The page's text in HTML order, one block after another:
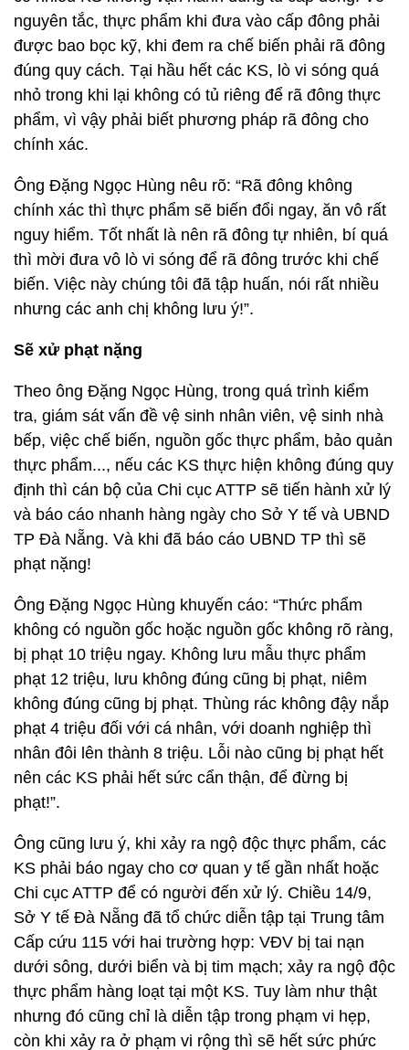
nguyên tắc, thực phẩm khi đưa vào cấp đông phải
được bao bọc kỹ, khi đem ra chế biến phải rã đông
đúng quy cách. Tại hầu hết các KS, lò vi sóng quá
nhỏ trong khi lại không có tủ riêng để rã đông thực
phẩm, vì vậy phải biết phương pháp rã đông cho
chính xác.
Ông Đặng Ngọc Hùng nêu rõ: “Rã đông không
chính xác thì thực phẩm sẽ biến đổi ngay, ăn vô rất
nguy hiểm. Tốt nhất là nên rã đông tự nhiên, bí quá
thì mời đưa vô lò vi sóng để rã đông trước khi chế
biến. Việc này chúng tôi đã tập huấn, nói rất nhiều
nhưng các anh chị không lưu ý!”.
Sẽ xử phạt nặng
Theo ông Đặng Ngọc Hùng, trong quá trình kiểm
tra, giám sát vấn đề vệ sinh nhân viên, vệ sinh nhà
bếp, việc chế biến, nguồn gốc thực phẩm, bảo quản
thực phẩm..., nếu các KS thực hiện không đúng quy
định thì cán bộ của Chi cục ATTP sẽ tiến hành xử lý
và báo cáo nhanh hàng ngày cho Sở Y tế và UBND
TP Đà Nẵng. Và khi đã báo cáo UBND TP thì sẽ
phạt nặng!
Ông Đặng Ngọc Hùng khuyến cáo: “Thức phẩm
không có nguồn gốc hoặc nguồn gốc không rõ ràng,
bị phạt 10 triệu ngay. Không lưu mẫu thực phẩm
phạt 12 triệu, lưu không đúng cũng bị phạt, niêm
không đúng cũng bj phạt. Thùng rác không đậy nắp
phạt 4 triệu đối với cá nhân, với doanh nghiệp thì
nhân đôi lên thành 8 triệu. Lỗi nào cũng bị phạt hết
nên các KS phải hết sức cẩn thận, để đừng bị
phạt!”.
Ông cũng lưu ý, khi xảy ra ngộ độc thực phẩm, các
KS phải báo ngay cho cơ quan y tế gần nhất hoặc
Chi cục ATTP để có người đến xử lý. Chiều 14/9,
Sở Y tế Đà Nẵng đã tổ chức diễn tập tại Trung tâm
Cấp cứu 115 với hai trường hợp: VĐV bị tai nạn
dưới sông, dưới biển và bị tim mạch; xảy ra ngộ độc
thực phẩm hàng loạt tại một KS. Tuy làm như thật
nhưng đó cũng chỉ là diễn tập trong phạm vi hẹp,
còn khi xảy ra ở phạm vi rộng thì sẽ hết sức phức